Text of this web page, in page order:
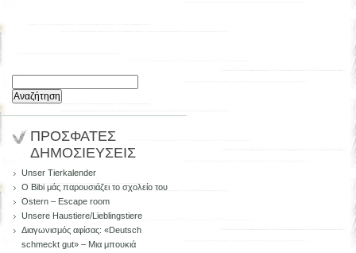
για:
ΠΡΟΣΦΑΤΕΣ
ΔΗΜΟΣΙΕΥΣΕΙΣ
Unser Tierkalender
Ο Bibi μάς παρουσιάζει το σχολείο του
Ostern – Escape room
Unsere Haustiere/Lieblingstiere
Διαγωνισμός αφίσας: «Deutsch
schmeckt gut» – Μια μπουκιά